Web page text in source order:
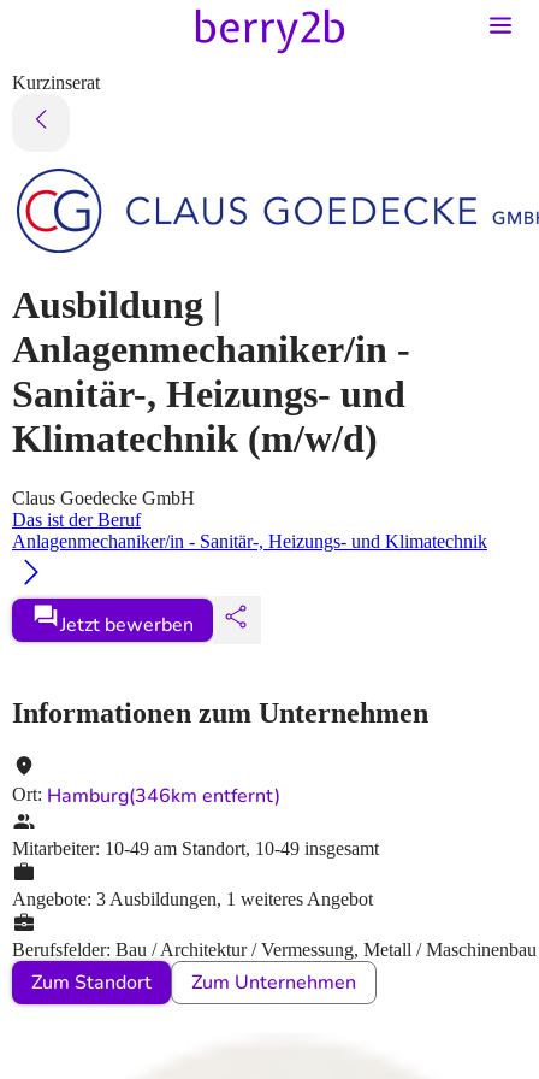
Kurzinserat
Ausbildung |
Anlagenmechaniker/in -
Sanitär-, Heizungs- und
Klimatechnik (m/w/d)
Claus Goedecke GmbH
Das ist der Beruf
Anlagenmechaniker/in - Sanitär-, Heizungs- und Klimatechnik
Jetzt bewerben
Informationen zum Unternehmen
Ort: Hamburg(346km entfernt)
Mitarbeiter: 10-49 am Standort, 10-49 insgesamt
Angebote: 3 Ausbildungen, 1 weiteres Angebot
Berufsfelder: Bau / Architektur / Vermessung, Metall / Maschinenbau
Zum Standort Zum Unternehmen